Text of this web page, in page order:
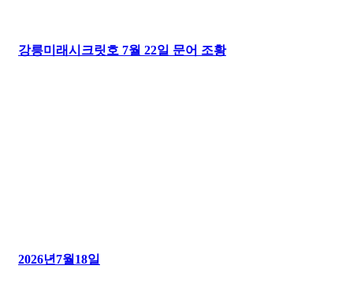
강릉미래시크릿호 7월 22일 문어 조황
2026년7월18일